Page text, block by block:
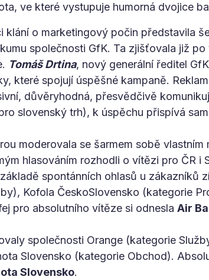
ve které vystupuje humorná dvojice
klání o marketingový počin představila
společnosti GfK. Ta zjišťovala již
Tomáš Drtina, nový generální ředitel
které spojují úspěšné kampaně.
důvěryhodná, přesvědčivě
slovenský trh), k úspěchu přispívá
moderovala se šarmem sobě
hlasováním rozhodli o vítězi pro ČR i
spontánních ohlasů u zákazníků
Kofola ČeskoSlovensko (kategorie
pro absolutního vítěze si odnesla Air
společnosti Orange (kategorie
Slovensko (kategorie Obchod).
Slovensko.